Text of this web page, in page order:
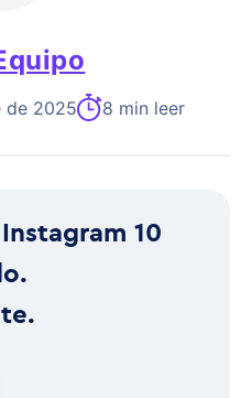
de 2025 8 min leer
10